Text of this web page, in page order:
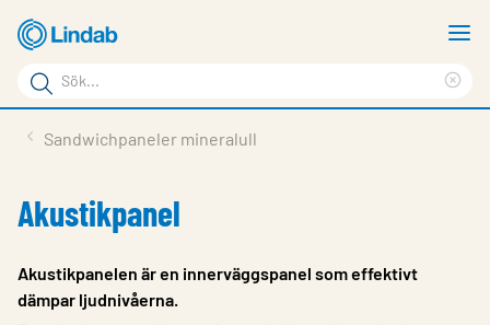
Hoppa
till
huvudinnehållet
Sökord
Sök
på
Service & Support
Om Lindab
Sandwichpaneler mineralull
Akustikpanel
Akustikpanelen är en innerväggspanel som effektivt
dämpar ljudnivåerna.